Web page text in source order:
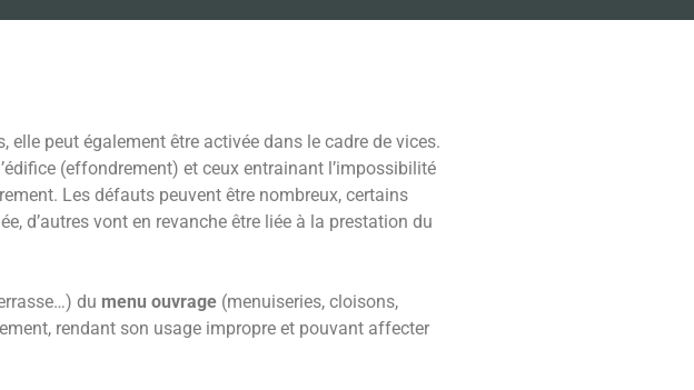
peut également être activée dans le cadre de vices.
(effondrement) et ceux entrainant l’impossibilité
Les défauts peuvent être nombreux, certains
d’autres vont en revanche être liée à la prestation du
du menu ouvrage (menuiseries, cloisons,
rendant son usage impropre et pouvant affecter